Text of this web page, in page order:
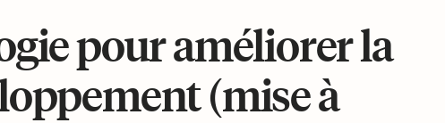
pour améliorer la
(mise à